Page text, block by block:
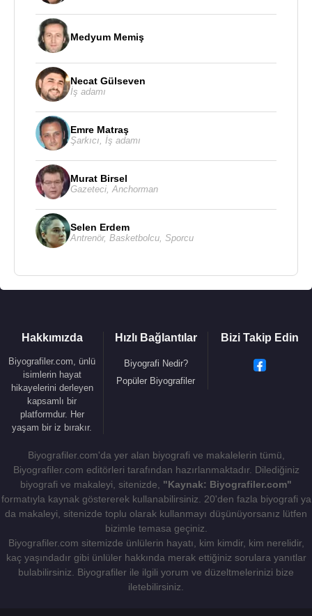
Medyum Memiş
Necat Gülseven
İş adamı
Emre Matraş
Şarkıcı İş adamı
Murat Birsel
Gazeteci Anchorman
Selen Erdem
Antrenör, Basketbolcu Sporcu
Hakkımızda
Biyografiler.com, ünlü
isimlerin hayat
hikayelerini derleyen
kapsamlı bir
platformdur. Her
yaşam bir iz bırakır.
Hızlı Bağlantılar
Biyografi Nedir?
Popüler Biyografiler
Bizi Takip Edin
Biyografiler.com'da yer alan biyografi ve makalelerin tümü,
Biyografiler.com editörleri tarafından hazırlanmaktadır. Dilediğiniz
biyografi ve makaleyi, sitenizde, "Kaynak: Biyografiler.com"
formatıyla kaynak göstererek kullanabilirsiniz. 20'den fazla biyografi ya
da makaleyi, sitenizde toplu olarak kullanmayı düşünüyorsanız lütfen
bizimle temasa geçiniz.
Biyografiler.com sitemizde ünlülerin hayatı, kim kimdir, kim nerelidir,
kaç yaşındadır gibi ünlüler hakkında merak ettiğiniz sorulara yanıtlar
bulabilirsiniz. Biyografiler ile ilgili yorum ve düzeltmelerinizi bize
iletebilirsiniz.